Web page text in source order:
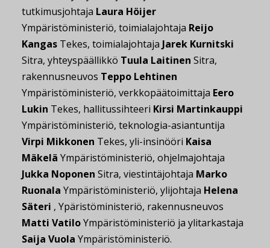
tutkimusjohtaja Laura Höijer
Ympäristöministeriö, toimialajohtaja Reijo
Kangas Tekes, toimialajohtaja Jarek Kurnitski
Sitra, yhteyspäällikkö Tuula Laitinen Sitra,
rakennusneuvos Teppo Lehtinen
Ympäristöministeriö, verkkopäätoimittaja Eero
Lukin Tekes, hallitussihteeri Kirsi Martinkauppi
Ympäristöministeriö, teknologia-asiantuntija
Virpi Mikkonen Tekes, yli-insinööri Kaisa
Mäkelä Ympäristöministeriö, ohjelmajohtaja
Jukka Noponen Sitra, viestintäjohtaja Marko
Ruonala Ympäristöministeriö, ylijohtaja Helena
Säteri , Ypäristöministeriö, rakennusneuvos
Matti VatiloYmpäristöministeriö ja ylitarkastaja
Saija Vuola Ympäristöministeriö.